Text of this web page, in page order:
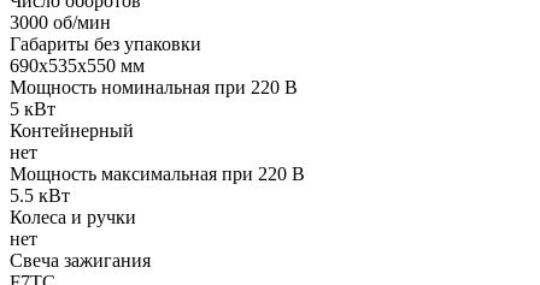
3000 об/мин
Габариты без упаковки
690х535х550 мм
Мощность номинальная при 220 В
5 кВт
Контейнерный
нет
Мощность максимальная при 220 В
5.5 кВт
Колеса и ручки
нет
Свеча зажигания